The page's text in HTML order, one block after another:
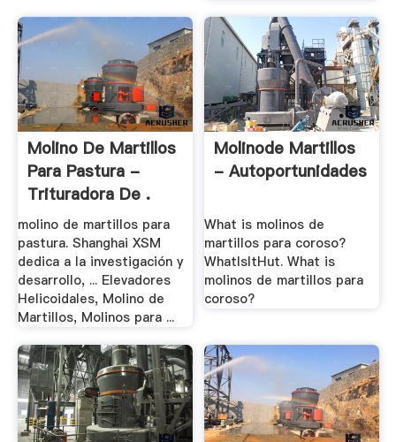
Molino De Martillos
Para Pastura -
Trituradora De .
molino de martillos para
pastura. Shanghai XSM
dedica a la investigación y
desarrollo, ... Elevadores
Helicoidales, Molino de
Martillos, Molinos para ...
Molinode Martillos
- Autoportunidades
What is molinos de
martillos para coroso?
WhatIsItHut. What is
molinos de martillos para
coroso?